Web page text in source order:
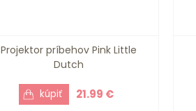
Projektor príbehov Pink Little
Dutch
21.99 €